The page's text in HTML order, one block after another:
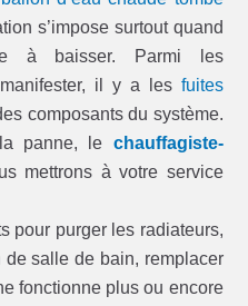
s’impose surtout quand
à baisser. Parmi les
il y a les fuites
composants du système.
panne, le chauffagiste-
mettrons à votre service
pour purger les radiateurs,
salle de bain, remplacer
fonctionne plus ou encore